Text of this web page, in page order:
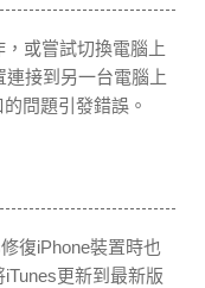
或嘗試切換電腦上
連接到另一台電腦上
問題引發錯誤。
復iPhone裝置時也
更新到最新版